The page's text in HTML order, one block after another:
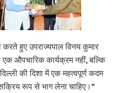
करते हुए उपराज्यपाल विनय कुमार
औपचारिक कार्यक्रम नहीं, बल्कि
की दिशा में एक महत्वपूर्ण कदम
रूप से भाग लेना चाहिए।”